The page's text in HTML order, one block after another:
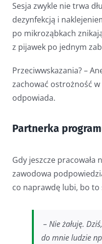
Sesja zwykle nie trwa
dezynfekcją i
po mikroząbkach
z pijawek po jednym
Przeciwwskazania? –
zachować ostrożność
odpowiada.
Partnerka
Gdy jeszcze pracowała
zawodowa
co naprawdę lubi, bo
– Nie żałuję.
do mnie ludzie